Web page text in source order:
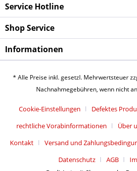
Service Hotline
Shop Service
Informationen
* Alle Preise inkl. gesetzl. Mehrwertsteuer
Nachnahmegebühren, wenn nicht
Cookie-Einstellungen Defektes
rechtliche Vorabinformationen
Über
Kontakt
Versand und
Datenschutz
AGB